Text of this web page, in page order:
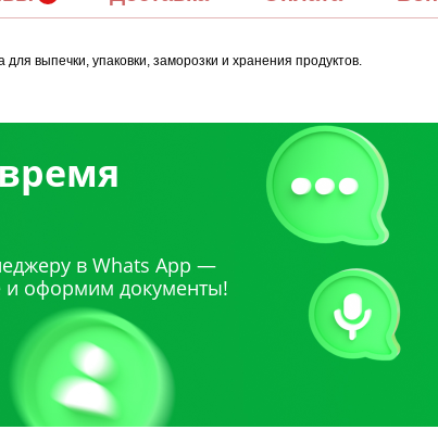
выпечки, упаковки, заморозки и хранения продуктов.
в Whats App —
оформим документы!